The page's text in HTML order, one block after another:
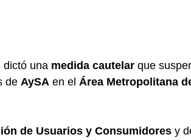
dictó una medida cautelar que
de AySA en el Área Metropolitana
de Usuarios y Consumidores y